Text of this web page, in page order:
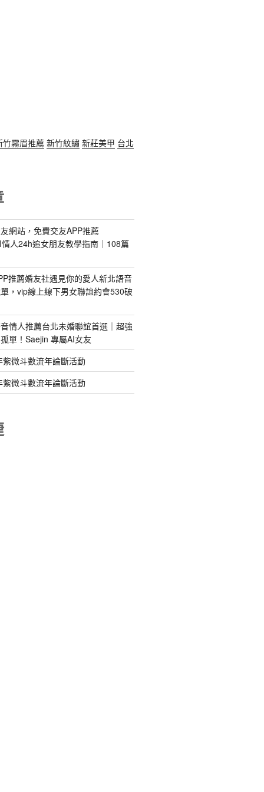
竹霧眉推薦 新竹紋繡 新莊美甲 台北
網站，免費交友APP推薦
人24h追女朋友教學指南｜108篇
推薦婚友社遇見你的愛人新北語音
，vip線上線下男女聯誼約會530破
情人推薦台北未婚聯誼首選｜超強
單！Saejin 專屬AI女友
微斗數流年論斷活動
微斗數流年論斷活動